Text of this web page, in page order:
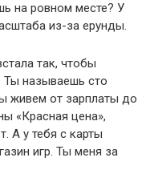
на ровном месте? У
из-за ерунды.
так, чтобы
Ты называешь сто
живем от зарплаты до
«Красная цена»,
А у тебя с карты
игр. Ты меня за